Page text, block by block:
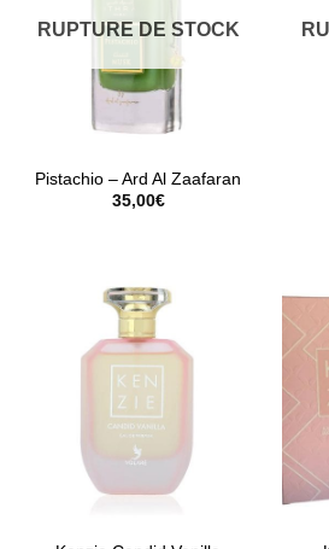
RUPTURE DE STOCK
Pistachio – Ard Al Zaafaran
35,00€